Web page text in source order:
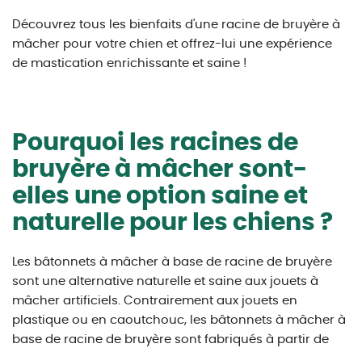
Découvrez tous les bienfaits d'une racine de bruyère à
mâcher pour votre chien et offrez-lui une expérience
de mastication enrichissante et saine !
Pourquoi les racines de
bruyère à mâcher sont-
elles une option saine et
naturelle pour les chiens ?
Les bâtonnets à mâcher à base de racine de bruyère
sont une alternative naturelle et saine aux jouets à
mâcher artificiels. Contrairement aux jouets en
plastique ou en caoutchouc, les bâtonnets à mâcher à
base de racine de bruyère sont fabriqués à partir de